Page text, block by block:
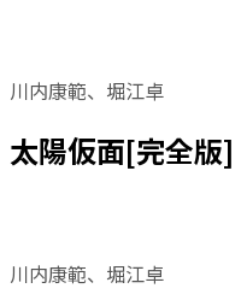
川内康範、堀江卓
太陽仮面[完全版]
川内康範、堀江卓